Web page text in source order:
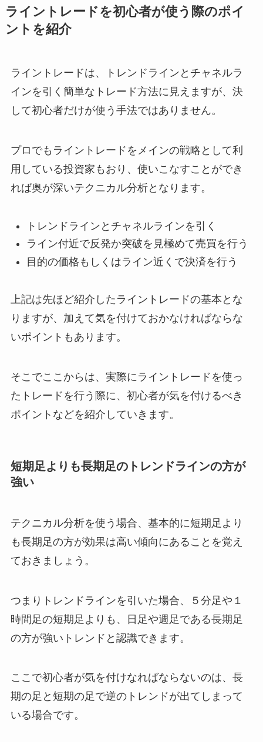
ライントレードを初心者が使う際のポイ
ントを紹介
ライントレードは、トレンドラインとチャネルラ
インを引く簡単なトレード方法に見えますが、決
して初心者だけが使う手法ではありません。
プロでもライントレードをメインの戦略として利
用している投資家もおり、使いこなすことができ
れば奥が深いテクニカル分析となります。
トレンドラインとチャネルラインを引く
ライン付近で反発か突破を見極めて売買を行う
目的の価格もしくはライン近くで決済を行う
上記は先ほど紹介したライントレードの基本とな
りますが、加えて気を付けておかなければならな
いポイントもあります。
そこでここからは、実際にライントレードを使っ
たトレードを行う際に、初心者が気を付けるべき
ポイントなどを紹介していきます。
短期足よりも長期足のトレンドラインの方が
強い
テクニカル分析を使う場合、基本的に短期足より
も長期足の方が効果は高い傾向にあることを覚え
ておきましょう。
つまりトレンドラインを引いた場合、５分足や１
時間足の短期足よりも、日足や週足である長期足
の方が強いトレンドと認識できます。
ここで初心者が気を付けなればならないのは、長
期の足と短期の足で逆のトレンドが出てしまって
いる場合です。